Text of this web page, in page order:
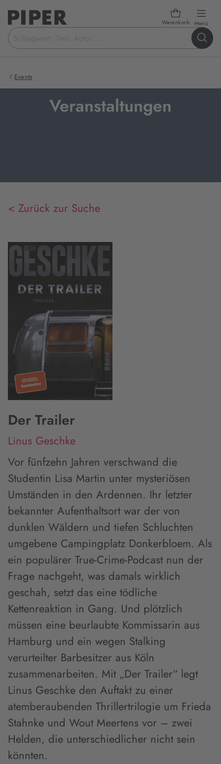
Warenkorb Menü
Suchbegriff
eingeben
Events
Veranstaltungen
< Zurück zur Suche
Der Trailer
Linus Geschke
Vor fünfzehn Jahren verschwand die
Studentin Lisa Martin unter mysteriösen
Umständen in den Ardennen. Ihr letzter
bekannter Aufenthaltsort war der von
dunklen Wäldern und tiefen Schluchten
umgebene Campingplatz Donkerbloem. Als
ein populärer True-Crime-Podcast nun der
Frage nachgeht, was damals wirklich
geschah, setzt das eine tödliche
Kettenreaktion in Gang. Und plötzlich
müssen eine beurlaubte Kommissarin aus
Hamburg und ein wegen Stalking
verurteilter Barbesitzer aus Köln
zusammenarbeiten. Mit „Der Trailer“ legt
Linus Geschke den Auftakt zu einer
atemberaubenden Thrillertrilogie um Frieda
Stahnke und Wout Meertens vor – zwei
Helden, die unterschiedlicher nicht sein
könnten.